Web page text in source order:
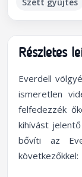
Részletes
Everdell
ismeretlen
felfedezzék
kihívást
bővíti az
következőkkel: